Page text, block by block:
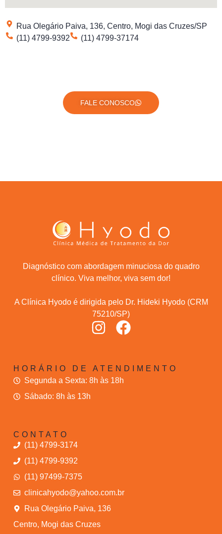
Rua Olegário Paiva, 136, Centro, Mogi das Cruzes/SP
(11) 4799-9392
(11) 4799-37174
FALE CONOSCO
Diagnóstico com abordagem minuciosa do quadro
clínico. Viva melhor, viva sem dor!
A Clínica Hyodo é dirigida pelo Dr. Hideki Hyodo (CRM
75210/SP)
HORÁRIO DE ATENDIMENTO
Segunda a Sexta: 8h às 18h
Sábado: 8h às 13h
CONTATO
(11) 4799-3174
(11) 4799-9392
(11) 97499-7375
clinicahyodo@yahoo.com.br
Rua Olegário Paiva, 136
Centro, Mogi das Cruzes